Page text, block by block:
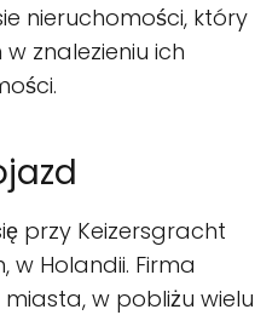
nieruchomości, który
znalezieniu ich
przy Keizersgracht
w Holandii. Firma
w pobliżu wielu